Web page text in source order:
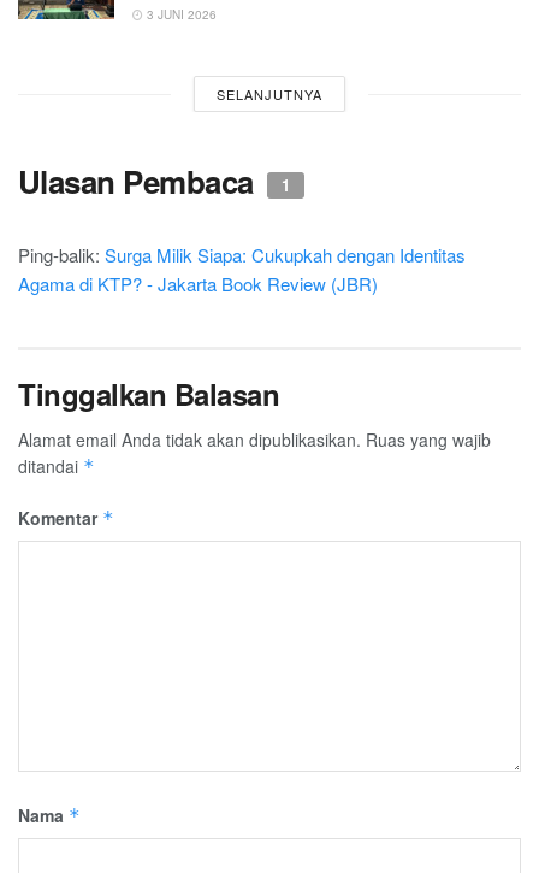
3 JUNI 2026
SELANJUTNYA
Ulasan Pembaca 1
Ping-balik: Surga Milik Siapa: Cukupkah dengan Identitas
Agama di KTP? - Jakarta Book Review (JBR)
Tinggalkan Balasan
Alamat email Anda tidak akan dipublikasikan. Ruas yang wajib
ditandai *
Komentar *
Nama *